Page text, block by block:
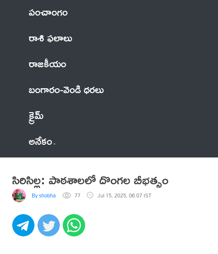
పంచాంగం
రాశి ఫలాలు
రాజకీయం
బంగారం-వెండి ధరలు
క్రైమ్
అనేకం
సిరిసిల్ల: పాఠశాలలో దొంగల బీభత్సం
By shobha 77 Jul 15, 2025, 06:07 IST